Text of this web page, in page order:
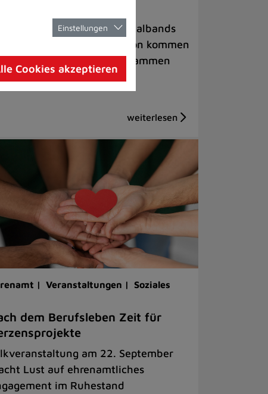
Rock- und Metalbands
starke Acts aus der Region kommen
17. Oktober in Lintorf zusammen
| Veranstaltungen | Soziales
dem Berufsleben Zeit für
am 22. September
Lust auf ehrenamtliches
im Ruhestand
Einstellungen
Cookies akzeptieren